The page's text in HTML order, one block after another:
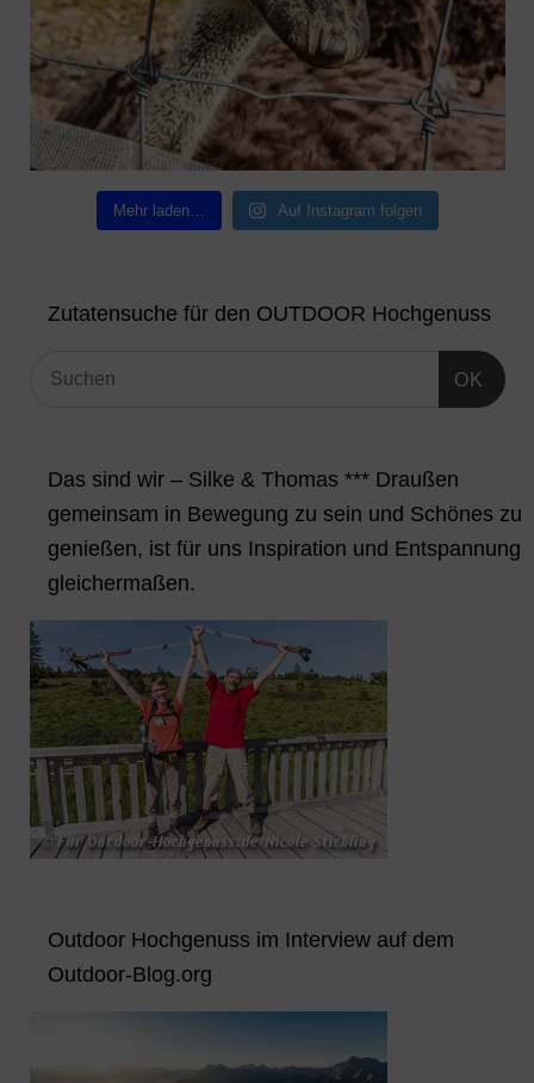
Mehr laden… Auf Instagram folgen
Zutatensuche für den OUTDOOR Hochgenuss
OK
Das sind wir – Silke & Thomas *** Draußen
gemeinsam in Bewegung zu sein und Schönes zu
genießen, ist für uns Inspiration und Entspannung
gleichermaßen.
Outdoor Hochgenuss im Interview auf dem
Outdoor-Blog.org